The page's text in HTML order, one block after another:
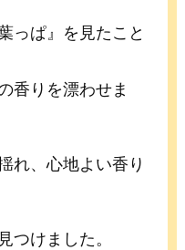
っぱ』を見たこと
香りを漂わせま
れ、心地よい香り
つけました。